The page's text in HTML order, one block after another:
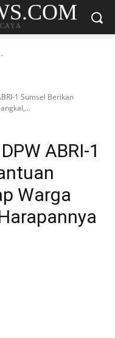
1 Sumsel Berikan
ABRI-1
Warga